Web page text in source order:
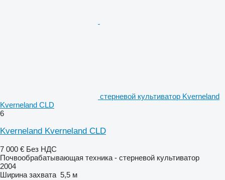
стерневой культиватор Kverneland
Kverneland CLD
6
Kverneland Kverneland CLD
7 000 € Без НДС
Почвообрабатывающая техника - стерневой культиватор
2004
Ширина захвата 5,5 м